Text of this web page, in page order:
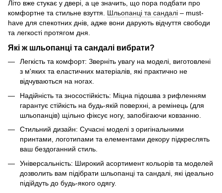
Літо вже стукає у двері, а це значить, що пора подбати про
комфортне та стильне взуття. Шльопанці та сандалі – must-
have для спекотних днів, адже вони дарують відчуття свободи
та легкості протягом дня.
Які ж шльопанці та сандалі вибрати?
Легкість та комфорт: Зверніть увагу на моделі, виготовлені
з м'яких та еластичних матеріалів, які практично не
відчуваються на ногах.
Надійність та зносостійкість: Міцна підошва з рифленням
гарантує стійкість на будь-якій поверхні, а ремінець (для
шльопанців) щільно фіксує ногу, запобігаючи ковзанню.
Стильний дизайн: Сучасні моделі з оригінальними
принтами, логотипами та елементами декору підкреслять
ваш бездоганний стиль.
Універсальність: Широкий асортимент кольорів та моделей
дозволить вам підібрати шльопанці та сандалі, які ідеально
підійдуть до будь-якого одягу.